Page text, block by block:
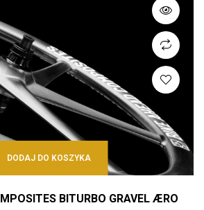
DODAJ DO KOSZYKA
BITURBO GRAVEL ÆRO